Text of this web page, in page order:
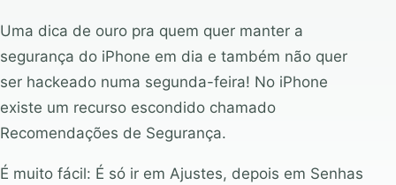
Uma dica de ouro pra quem quer manter a
segurança do iPhone em dia e também não quer
ser hackeado numa segunda-feira! No iPhone
existe um recurso escondido chamado
Recomendações de Segurança.
É muito fácil: É só ir em Ajustes, depois em Senhas